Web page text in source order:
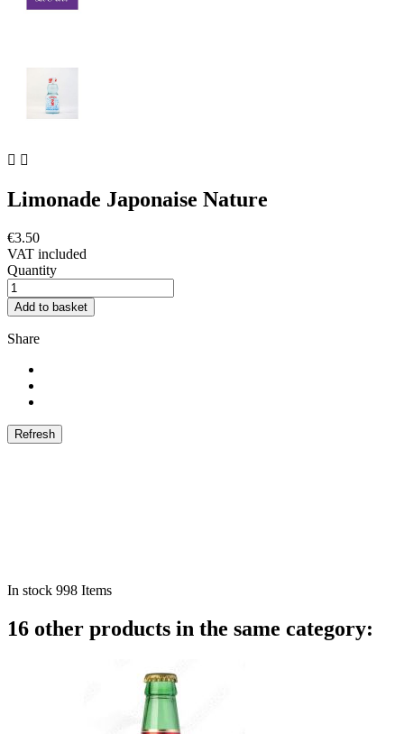
 
Limonade Japonaise Nature
€3.50
VAT included
Quantity
Add to basket
Share
In stock 998 Items
16 other products in the same category: